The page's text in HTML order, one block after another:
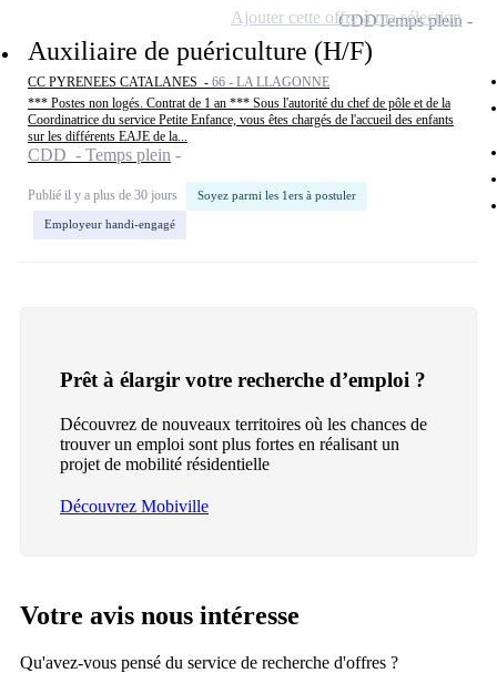
Auxiliaire de puériculture (H/F)
CC PYRENEES CATALANES - 66 - LA LLAGONNE
*** Postes non logés. Contrat de 1 an *** Sous l'autorité du chef de pôle et de la
Coordinatrice du service Petite Enfance, vous êtes chargés de l'accueil des enfants
sur les différents EAJE de la...
CDD - Temps plein
Publié il y a plus de 30 jours Soyez parmi les 1ers à postuler
Employeur handi-engagé
CDDTemps plein
Ajouter cette offre à ma sélection
Prêt à élargir votre recherche d’emploi ?
Découvrez de nouveaux territoires où les chances de
trouver un emploi sont plus fortes en réalisant un
projet de mobilité résidentielle
Découvrez Mobiville
Votre avis nous intéresse
Qu'avez-vous pensé du service de recherche d'offres ?